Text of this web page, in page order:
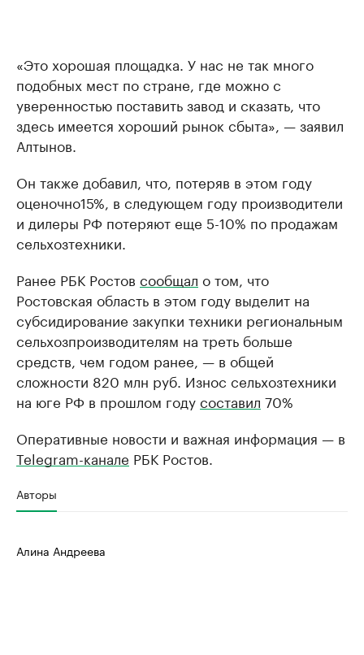
«Это хорошая площадка. У нас не так много
подобных мест по стране, где можно с
уверенностью поставить завод и сказать, что
здесь имеется хороший рынок сбыта», — заявил
Алтынов.
Он также добавил, что, потеряв в этом году
оценочно15%, в следующем году производители
и дилеры РФ потеряют еще 5-10% по продажам
сельхозтехники.
Ранее РБК Ростов сообщал о том, что
Ростовская область в этом году выделит на
субсидирование закупки техники региональным
сельхозпроизводителям на треть больше
средств, чем годом ранее, — в общей
сложности 820 млн руб. Износ сельхозтехники
на юге РФ в прошлом годусоставил 70%
Оперативные новости и важная информация — в
Telegram-канале РБК Ростов.
Авторы
Алина Андреева